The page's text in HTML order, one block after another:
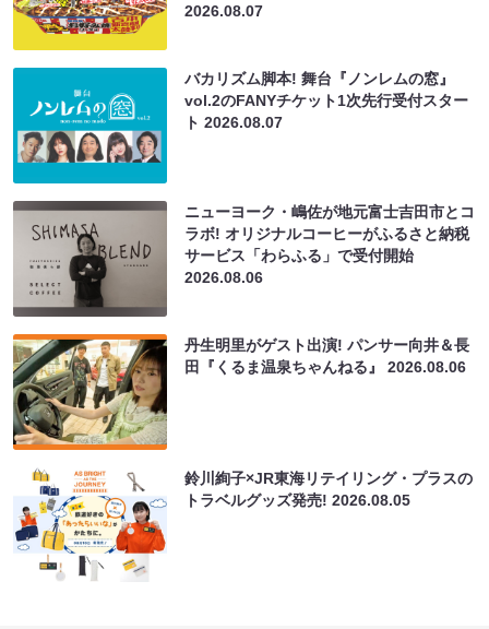
2026.08.07
バカリズム脚本! 舞台『ノンレムの窓』
vol.2のFANYチケット1次先行受付スター
ト2026.08.07
ニューヨーク・嶋佐が地元富士吉田市とコ
ラボ! オリジナルコーヒーがふるさと納税
サービス「わらふる」で受付開始
2026.08.06
丹生明里がゲスト出演! パンサー向井＆長
田『くるま温泉ちゃんねる』2026.08.06
鈴川絢子×JR東海リテイリング・プラスの
トラベルグッズ発売!2026.08.05